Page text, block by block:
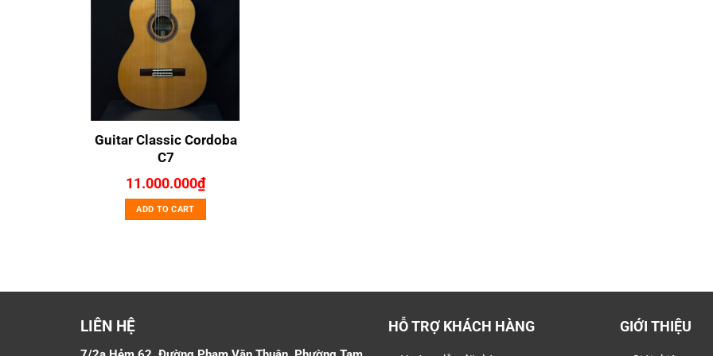
Guitar Classic Cordoba
C7
11.000.000₫
ADD TO CART
LIÊN HỆ HỖ TRỢ KHÁCH HÀNG GIỚI THIỆU